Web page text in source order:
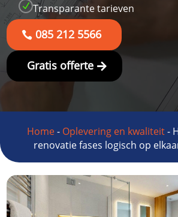
N Transparante tarieven
085 212 5566
Gratis offerte
Home- Oplevering en kwaliteit-
renovatie fases logisch op